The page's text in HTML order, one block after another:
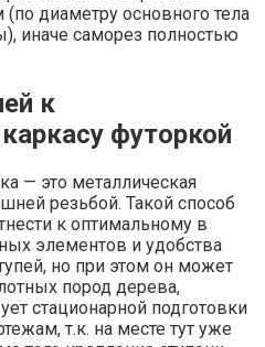
диаметру основного тела
иначе саморез полностью
к
футоркой
— это металлическая
резьбой. Такой способ
к оптимальному в
элементов и удобства
но при этом он может
пород дерева,
стационарной подготовки
т.к. на месте тут уже